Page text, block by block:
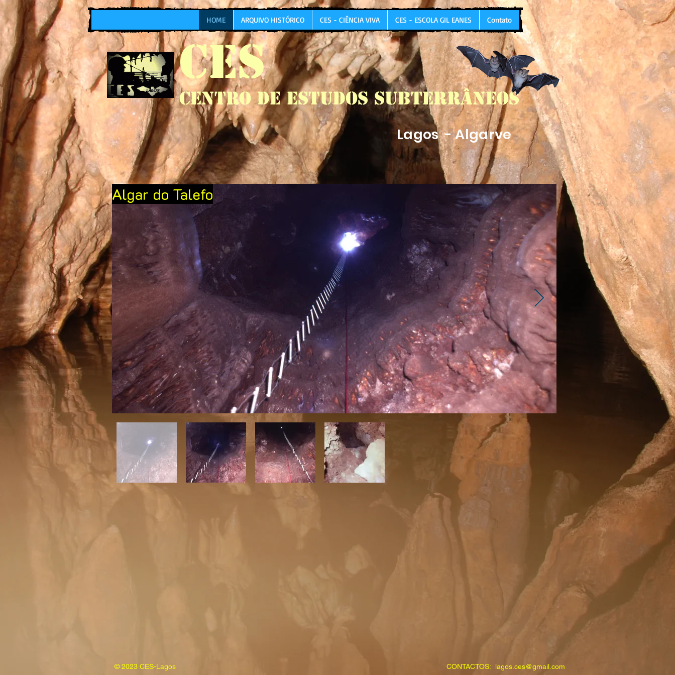
HOME ARQUIVO HISTÓRICO CES - CIÊNCIA VIVA CES - ESCOLA GIL EANES Contato
CES
Centro de Estudos Subterrâneos
Lagos - Algarve
Algar do Talefo
© 2023 CES-Lagos CONTACTOS: lagos.ces@gmail.com